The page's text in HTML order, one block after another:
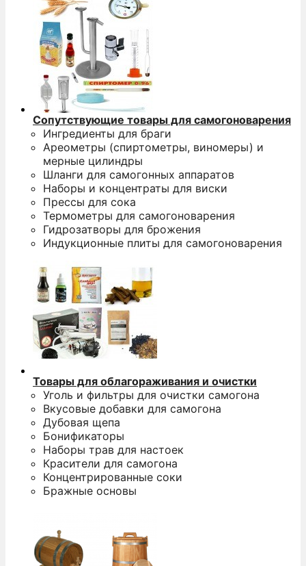
Сопутствующие товары для самогоноварения
Ингредиенты для браги
Ареометры (спиртометры, виномеры) и
мерные цилиндры
Шланги для самогонных аппаратов
Наборы и концентраты для виски
Прессы для сока
Термометры для самогоноварения
Гидрозатворы для брожения
Индукционные плиты для самогоноварения
Товары для облагораживания и очистки
Уголь и фильтры для очистки самогона
Вкусовые добавки для самогона
Дубовая щепа
Бонификаторы
Наборы трав для настоек
Красители для самогона
Концентрированные соки
Бражные основы